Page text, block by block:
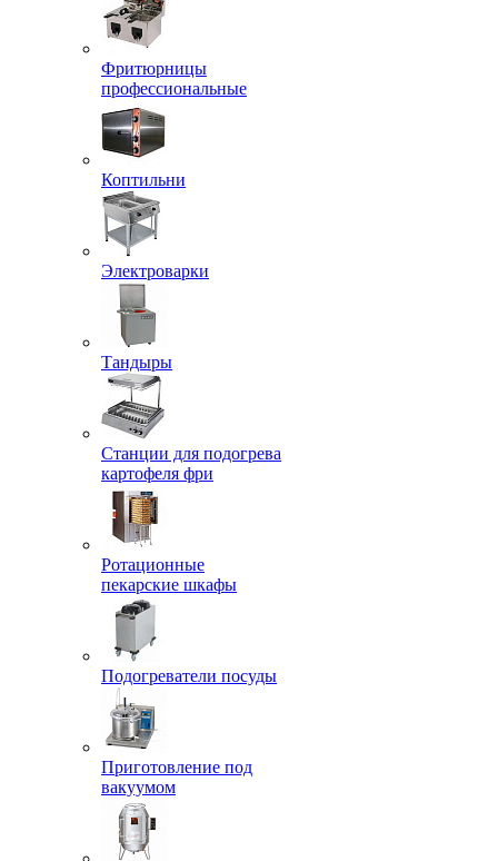
Фритюрницы
профессиональные
Коптильни
Электроварки
Тандыры
Станции для подогрева
картофеля фри
Ротационные
пекарские шкафы
Подогреватели посуды
Приготовление под
вакуумом